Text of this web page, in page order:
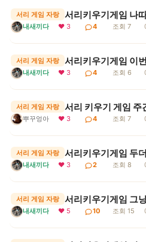
서리 게임 자랑 서리키우기게임 나
내새끼다 ❤ 3 4 조회 7
서리 게임 자랑 서리키우기게임 이
내새끼다 ❤ 3 4 조회 6
서리 게임 자랑 서리 키우기 게임 주
뿌꾸엉아 ❤ 3 4 조회 7
서리 게임 자랑
내새끼다 ❤ 3 2 조회 8
서리 게임 자랑 서리키우기게임 그
내새끼다 ❤ 5 10 조회 15